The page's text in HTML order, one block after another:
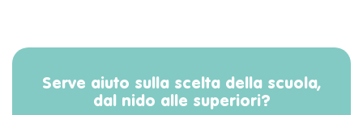
Serve aiuto sulla scelta della scuola,
dal nido alle superiori?